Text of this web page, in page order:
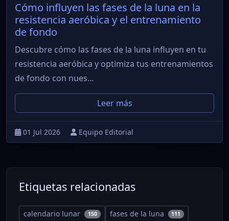
Cómo influyen las fases de la luna en la
resistencia aeróbica y el entrenamiento
de fondo
Descubre cómo las fases de la luna influyen en tu
resistencia aeróbica y optimiza tus entrenamientos
de fondo con nues...
Leer más
01 Jul 2026 Equipo Editorial
Etiquetas relacionadas
calendario lunar 150 fases de la luna 111